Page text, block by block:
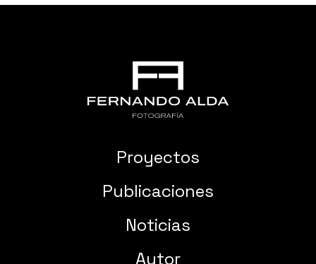
Proyectos
Publicaciones
Noticias
Autor